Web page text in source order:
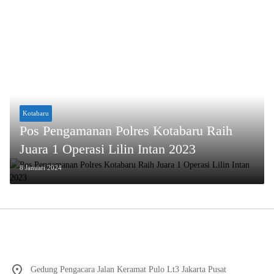
Kotabaru
Pos Pengamanan Polres Kotabaru Raih
Juara 1 Operasi Lilin Intan 2023
8 Januari 2024
Gedung Pengacara Jalan Keramat Pulo Lt3 Jakarta Pusat